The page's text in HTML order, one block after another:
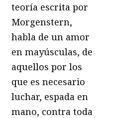
teoría escrita por
Morgenstern,
habla de un amor
en mayúsculas, de
aquellos por los
que es necesario
luchar, espada en
mano, contra toda